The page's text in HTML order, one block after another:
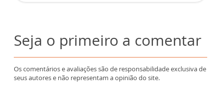
Seja o primeiro a comentar
Os comentários e avaliações são de responsabilidade exclusiva de
seus autores e não representam a opinião do site.